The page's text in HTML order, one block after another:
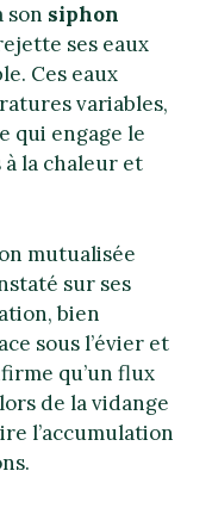
son siphon
ses eaux
Ces eaux
variables,
qui engage le
la chaleur et
mutualisée
sur ses
bien
sous l’évier et
qu’un flux
de la vidange
l’accumulation